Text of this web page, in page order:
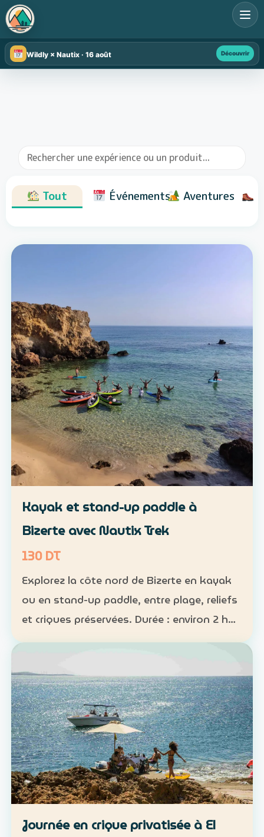
Wildly × Nautix · 16 août Découvrir
Tout Événements Aventures
Kayak et stand-up paddle à
Bizerte avec Nautix Trek
130 DT
Explorez la côte nord de Bizerte en kayak
ou en stand-up paddle, entre plage, reliefs
et criques préservées. Durée : environ 2 h
30 Distance : environ 5 km Niveau :
sortie …
Journée en crique privatisée à El